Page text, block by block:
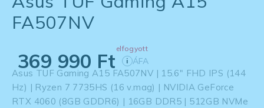
FA507NV
elfogyott
369 990 Ft i ÁFA
Asus TUF Gaming A15 FA507NV | 15.6″ FHD IPS (144
Hz) | Ryzen 7 7735HS (16 v.mag) | NVIDIA GeForce
RTX 4060 (8GB GDDR6) | 16GB DDR5 | 512GB NVMe